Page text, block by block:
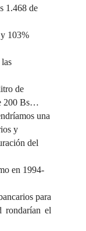
1.468 de
103%
de
200 Bs…
una
y
del
en 1994-
para
rondarían el